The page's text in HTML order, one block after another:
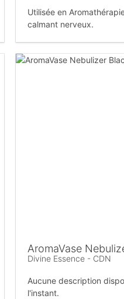
Utilisée en
calmant nerveux.
AromaVase
Divine Essence - CDN
Aucune description
l'instant.